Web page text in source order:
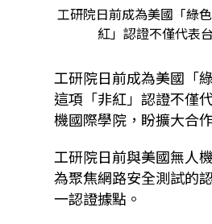
工研院日前成為美國「綠
紅」認證不僅代表
工研院日前成為美國「
這項「非紅」認證不僅
機國際學院，盼擴大合
工研院日前與美國無人
為聚焦網路安全測試的
一認證據點。